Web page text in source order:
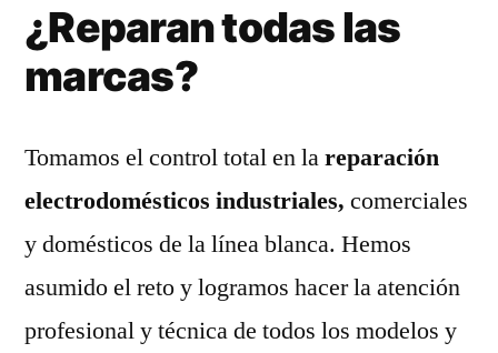
¿Reparan todas las
marcas?
Tomamos el control total en lareparación
electrodomésticos industriales, comerciales
y domésticos de la línea blanca. Hemos
asumido el reto y logramos hacer la atención
profesional y técnica de todos los modelos y